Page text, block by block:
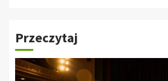
Przeczytaj